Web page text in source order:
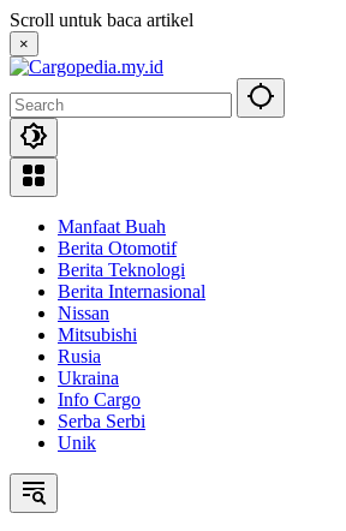
Skip
to
content
Scroll untuk baca artikel
×
Manfaat Buah
Berita Otomotif
Berita Teknologi
Berita Internasional
Nissan
Mitsubishi
Rusia
Ukraina
Info Cargo
Serba Serbi
Unik